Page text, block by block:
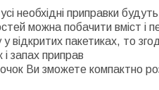
необхідні приправки
можна побачити вміст і
відкритих пакетиках, то
і запах приправ
Ви зможете компактно